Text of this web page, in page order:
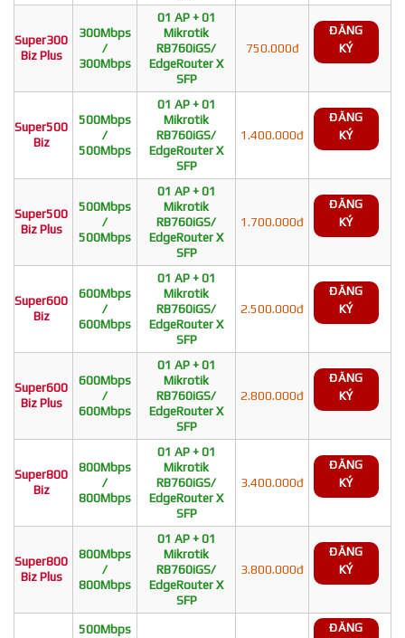
Super300
Biz Plus
300Mbps
/
300Mbps
01 AP + 01
Mikrotik
RB760iGS/
EdgeRouter X
SFP
750.000đ
ĐĂNG
KÝ
Super500
Biz
500Mbps
/
500Mbps
01 AP + 01
Mikrotik
RB760iGS/
EdgeRouter X
SFP
1.400.000đ
ĐĂNG
KÝ
Super500
Biz Plus
500Mbps
/
500Mbps
01 AP + 01
Mikrotik
RB760iGS/
EdgeRouter X
SFP
1.700.000đ
ĐĂNG
KÝ
Super600
Biz
600Mbps
/
600Mbps
01 AP + 01
Mikrotik
RB760iGS/
EdgeRouter X
SFP
2.500.000đ
ĐĂNG
KÝ
Super600
Biz Plus
600Mbps
/
600Mbps
01 AP + 01
Mikrotik
RB760iGS/
EdgeRouter X
SFP
2.800.000đ
ĐĂNG
KÝ
Super800
Biz
800Mbps
/
800Mbps
01 AP + 01
Mikrotik
RB760iGS/
EdgeRouter X
SFP
3.400.000đ
ĐĂNG
KÝ
Super800
Biz Plus
800Mbps
/
800Mbps
01 AP + 01
Mikrotik
RB760iGS/
EdgeRouter X
SFP
3.800.000đ
ĐĂNG
KÝ
500Mbps
ĐĂNG